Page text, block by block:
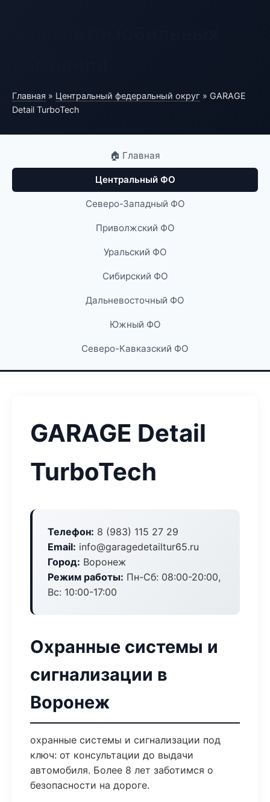
Главная » Центральный федеральный округ » GARAGE
Detail TurboTech
🏠 Главная
Центральный ФО
Северо-Западный ФО
Приволжский ФО
Уральский ФО
Сибирский ФО
Дальневосточный ФО
Южный ФО
Северо-Кавказский ФО
GARAGE Detail
TurboTech
Телефон: 8 (983) 115 27 29
Email: info@garagedetailtur65.ru
Город: Воронеж
Режим работы: Пн-Сб: 08:00-20:00,
Вс: 10:00-17:00
Охранные системы и
сигнализации в
Воронеж
охранные системы и сигнализации под
ключ: от консультации до выдачи
автомобиля. Более 8 лет заботимся о
безопасности на дороге.